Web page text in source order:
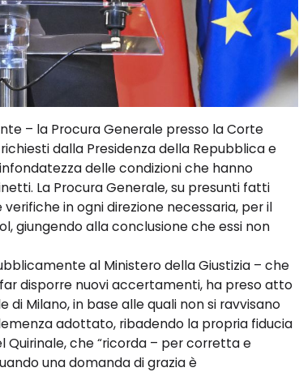
– la Procura Generale presso la Corte
dalla Presidenza della Repubblica e
delle condizioni che hanno
La Procura Generale, su presunti fatti
in ogni direzione necessaria, per il
giungendo alla conclusione che essi non
al Ministero della Giustizia – che
disporre nuovi accertamenti, ha preso atto
Milano, in base alle quali non si ravvisano
adottato, ribadendo la propria fiducia
Quirinale, che “ricorda – per corretta e
una domanda di grazia è